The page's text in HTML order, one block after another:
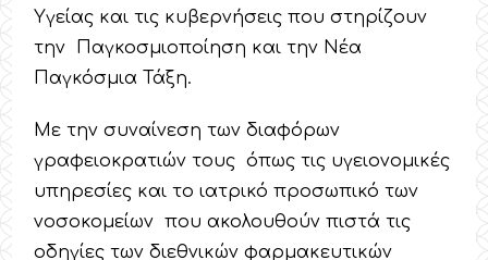
Υγείας και τις κυβερνήσεις που στηρίζουν
την Παγκοσμιοποίηση και την Νέα
Παγκόσμια Τάξη.
Με την συναίνεση των διαφόρων
γραφειοκρατιών τους όπως τις υγειονομικές
υπηρεσίες και το ιατρικό προσωπικό των
νοσοκομείων που ακολουθούν πιστά τις
οδηγίες των διεθνικών φαρμακευτικών